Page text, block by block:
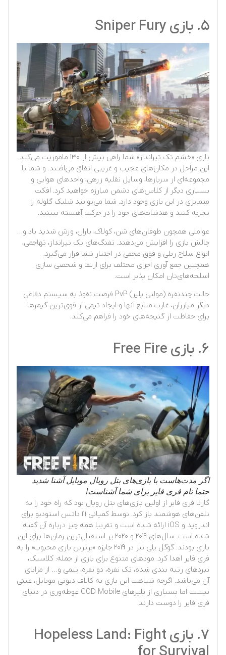
۵. بازی Sniper Fury
بازی «خشم تک تیرانداز» شما راهی بیش از ۱۳۰ ماموریت می‌کند.
این مراحل در مکان‌های عجیب و غریبی اتفاق می‌افتند. و شما با
مجموعه‌ای از سربازها، وسایل نقلیه زرهی، واحدهای هوایی و
بسیاری دیگر از کلاس‌های دشمن مبارزه خواهید کرد. افکت
متمایزی در این بازی وجود دارد. شما می‌توانید شلیک گلوله را
تجربه کنید و هدشات‌های خود را در حرکت آهسته ببینید.
عواملی همچون طوفان‌های شن، کولاک، باران، وزش شدید باد و…
چالش بازی را افزایش می‌دهند. تفنگ‌های تک تیرانداز، تهاجمی،
انواع سلاح ریلی و فوق مخفی در اختیار شما قرار می‌گیرد.
همچنین جمع آوری اجزای مختلف برای ارتقا و شخصی سازی
اسلحه‌های‌تان امکان پذیر است.
حالت چندنفره (مولتی پلیر) PvP فرصت نفوذ به سیستم دفاعی
دیگر مبارزان، غارت منابع آنها و ایجاد تیمی از قوی‌ترین گیمرها
برای حفاظت از گنیجه‌های خود را فراهم می‌کند.
۶. بازی Free Fire
اگر مدت‌هاست با بازی‌های بتل رویال موبایل آشنا شدید
حتما نام فری فایر برای شما آشناست!
گارنا فری فایر از اولین بازی‌های بتل رویال بود که راه خود را به
تلفن‌های هوشمند باز کرد. توسط کمپانی ۱۱۱ داتس استودیو برای
اندروید و iOS ارائه شده است و تقریبا همه چیز درباره آن گفته
شده است. سال‌های ۲۰۱۹ و ۲۰۲۰ پر استقبال‌ترین زمان‌ها برای این
بازی بودند. گوگل پلی نیز در ۲۰۱۹ جایزه «برترین بازی محبوب» را به
فری فایر اهدا کرد. مودهای متنوع برای بازی از جمله: کلاسیک،
نبردهای رتبه بندی شده، تک نفره، دو نفره، تیمی و… از مزایای
آن می‌باشد. اگرچه شباهت این بازی به کالاف دیوتی موبایل، عینی
نیست اما بسیاری از پلیرهای COD Mobile غوطه‌وری در دنیای
فری فایر را دوست دارند.
۷. بازی Hopeless Land: Fight